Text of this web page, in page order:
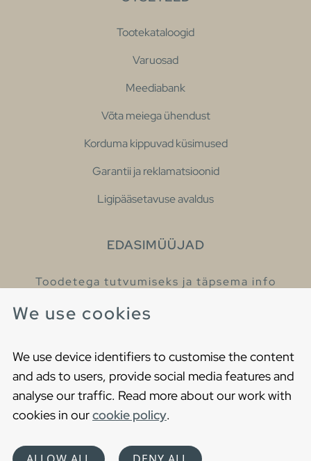
We use cookies
We use device identifiers to customise the content
and ads to users, provide social media features and
analyse our traffic. Read more about our work with
cookies in ourcookie policy.
Tootekataloogid
Varuosad
Meediabank
Võta meiega ühendust
Korduma kippuvad küsimused
Garantii ja reklamatsioonid
Ligipääsetavuse avaldus
EDASIMÜÜJAD
Toodetega tutvumiseks ja täpsema info
Cookies
Privaatsuspoliitika